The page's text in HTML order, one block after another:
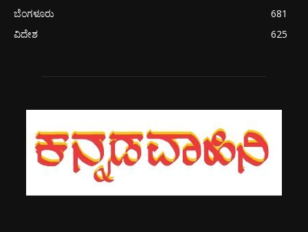
ಬೆಂಗಳೂರು
681
ವಿದೇಶ
625